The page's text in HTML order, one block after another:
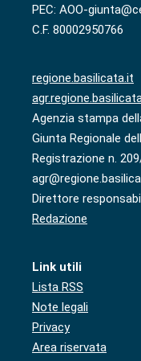
PEC: AOO-
C.F. 80002950766
regione.basilicata.it
Agenzia stampa
Giunta Regionale
Registrazione n.
Direttore
Redazione
Link utili
Lista RSS
Note legali
Privacy
Area riservata